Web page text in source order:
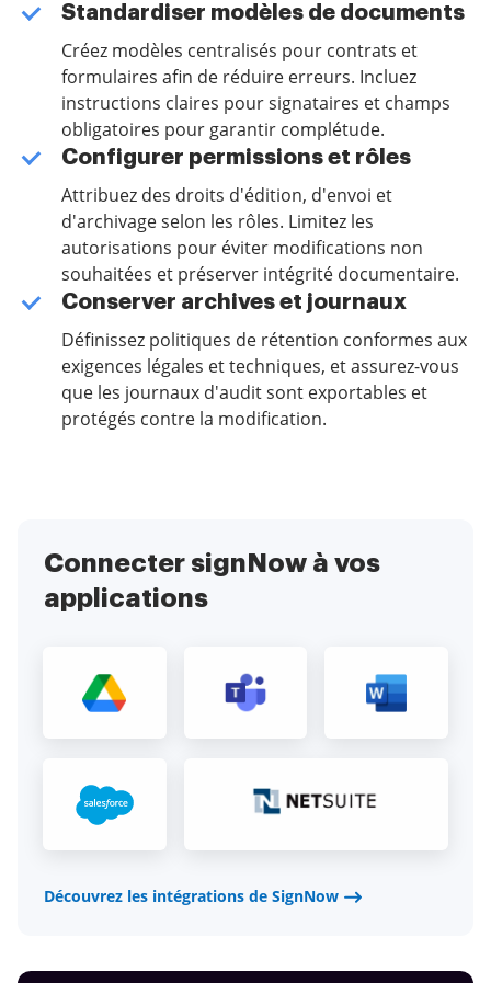
Standardiser modèles de documents
Créez modèles centralisés pour contrats et
formulaires afin de réduire erreurs. Incluez
instructions claires pour signataires et champs
obligatoires pour garantir complétude.
Configurer permissions et rôles
Attribuez des droits d'édition, d'envoi et
d'archivage selon les rôles. Limitez les
autorisations pour éviter modifications non
souhaitées et préserver intégrité documentaire.
Conserver archives et journaux
Définissez politiques de rétention conformes aux
exigences légales et techniques, et assurez-vous
que les journaux d'audit sont exportables et
protégés contre la modification.
Connecter signNow à vos
applications
Découvrez les intégrations de SignNow